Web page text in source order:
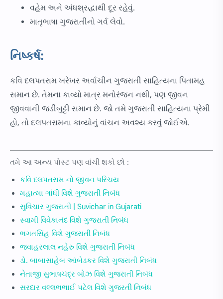
વહેમ અને અંધશ્રદ્ધાથી દૂર રહેવું.
માતૃભાષા ગુજરાતીનો ગર્વ લેવો.
નિષ્કર્ષ:
કવિ દલપતરામ ખરેખર અર્વાચીન ગુજરાતી સાહિત્યના પિતામહ
સમાન છે. તેમના કાવ્યો માત્ર મનોરંજન નથી, પણ જીવન
જીવવાની જડીબુટ્ટી સમાન છે. જો તમે ગુજરાતી સાહિત્યના પ્રેમી
હો, તો દલપતરામના કાવ્યોનું વાંચન અવશ્ય કરવું જોઈએ.
તમે આ અન્ય પોસ્ટ પણ વાંચી શકો છો :
કવિ દલપતરામ નો જીવન પરિચય
મહાત્મા ગાંધી વિશે ગુજરાતી નિબંધ
સુવિચાર ગુજરાતી | Suvichar in Gujarati
સ્વામી વિવેકાનંદ વિશે ગુજરાતી નિબંધ
ભગતસિંહ વિશે ગુજરાતી નિબંધ
જવાહરલાલ નહેરુ વિશે ગુજરાતી નિબંધ
ડો. બાબાસાહેબ આંબેડકર વિશે ગુજરાતી નિબંધ
નેતાજી સુભાષચંદ્ર બોઝ વિશે ગુજરાતી નિબંધ
સરદાર વલ્લભભાઈ પટેલ વિશે ગુજરતી નિબંધ